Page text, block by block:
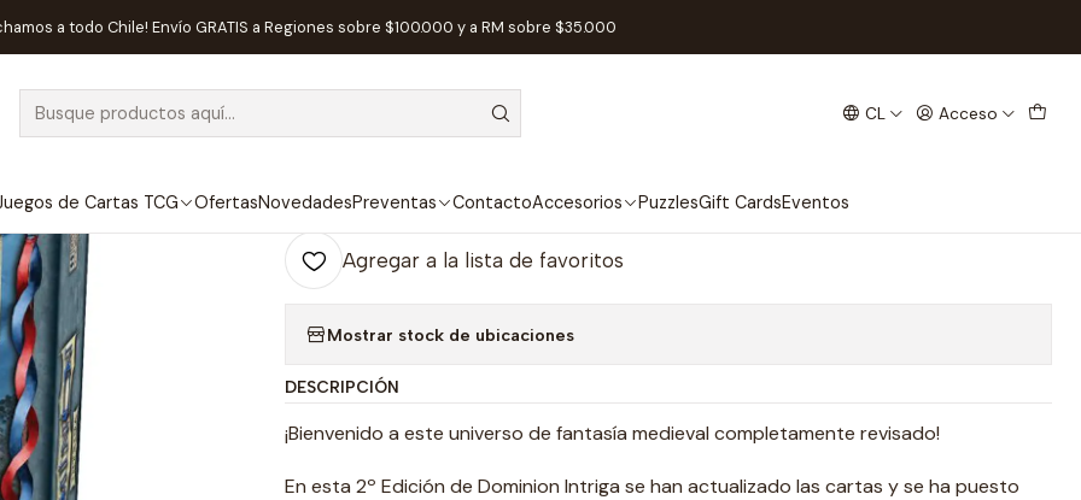
CL Acceso
de Cartas TCG OfertasNovedadesPreventas ContactoAccesorios PuzzlesGift CardsEventos
a todo Chile! Envío GRATIS a Regiones sobre $100.000 y a RM sobre $35.000
Juegos de Mesa Editorial Devir Dominion - Expansión Intriga - Español
Dominion - Expansión Intriga - Español
Cantidad
Agregar al Carro
Agregar a la lista de favoritos
Mostrar stock de ubicaciones
DESCRIPCIÓN
¡Bienvenido a este universo de fantasía medieval completamente revisado!
En esta 2º Edición de Dominion Intriga se han actualizado las cartas y se ha puesto